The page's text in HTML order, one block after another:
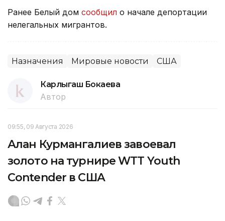
Ранее Белый дом сообщил о начале депортации
нелегальных мигрантов.
Назначения Мировые новости США
Карлыгаш Бокаева
Автор
09:55, 09 Августа 2026
Алан Курмангалиев завоевал
золото на турнире WTT Youth
Contender в США